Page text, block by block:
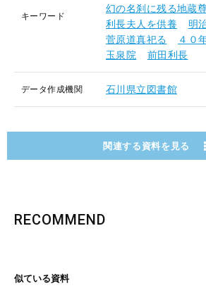
キーワード
幻の名刹に残る地蔵
利長夫人を供養
明
菅原道真祀る
４０
玉泉院
前田利長
データ作成機関 石川県立図書館
関連する資料を見る
RECOMMEND
似ている資料